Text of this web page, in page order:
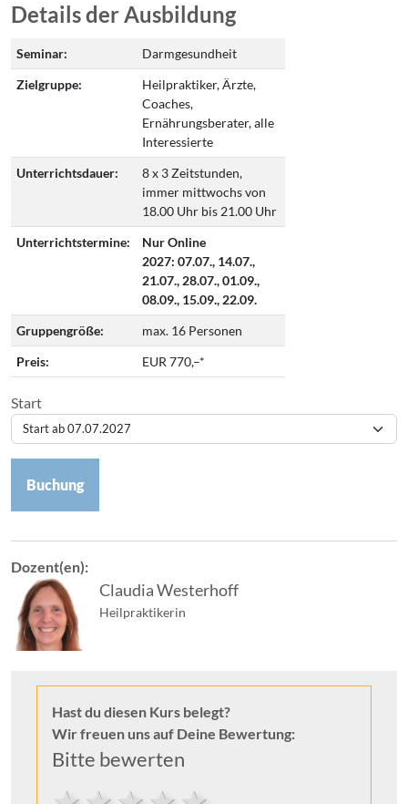
Dozent(en):
Claudia Westerhoff
Heilpraktikerin
Details der Ausbildung
Seminar:
Darmgesundheit
Zielgruppe:
Heilpraktiker, Ärzte,
Coaches,
Ernährungsberater, alle
Interessierte
Unterrichtsdauer:
8 x 3 Zeitstunden,
immer mittwochs von
18.00 Uhr bis 21.00 Uhr
Unterrichtstermine:
Nur Online
2027: 07.07., 14.07.,
21.07., 28.07., 01.09.,
08.09., 15.09., 22.09.
Gruppengröße:
max. 16 Personen
Preis:
EUR 770,–*
Start
Buchung
Hast du diesen Kurs belegt?
Wir freuen uns auf Deine Bewertung:
Bitte bewerten